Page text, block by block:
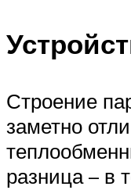
Строение
заметно
разница – в